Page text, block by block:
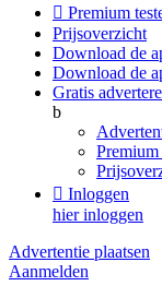
 Premium
Prijsoverzicht
Download de
Download de
Gratis
b
 Inloggen
hier inloggen
Advertentie plaatsen
Aanmelden